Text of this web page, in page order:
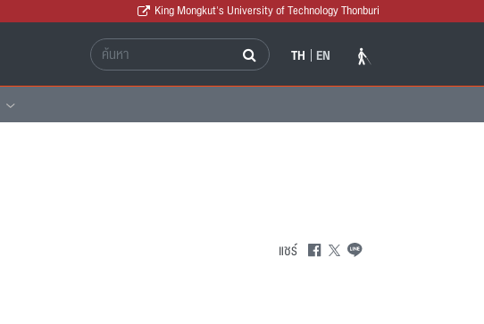
King Mongkut's University of Technology Thonburi
TH EN
แชร์